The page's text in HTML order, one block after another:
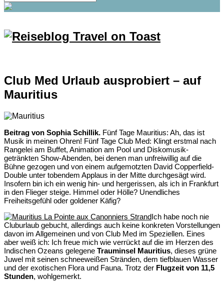
Club Med Urlaub ausprobiert – auf
Mauritius
Beitrag von Sophia Schillik. Fünf Tage Mauritius: Ah, das ist
Musik in meinen Ohren! Fünf Tage Club Med: Klingt erstmal nach
Rangelei am Buffet, Animation am Pool und Diskomusik-
getränkten Show-Abenden, bei denen man unfreiwillig auf die
Bühne gezogen und von einem aufgemotzten David Copperfield-
Double unter tobendem Applaus in der Mitte durchgesägt wird.
Insofern bin ich ein wenig hin- und hergerissen, als ich in Frankfurt
in den Flieger steige. Himmel oder Hölle? Unendliches
Freiheitsgefühl oder goldener Käfig?
Ich habe noch nie
Cluburlaub gebucht, allerdings auch keine konkreten Vorstellungen
davon im Allgemeinen und von Club Med im Speziellen. Eines
aber weiß ich: Ich freue mich wie verrückt auf die im Herzen des
Indischen Ozeans gelegene Trauminsel Mauritius, dieses grüne
Juwel mit seinen schneeweißen Stränden, dem tiefblauen Wasser
und der exotischen Flora und Fauna. Trotz der Flugzeit von 11,5
Stunden, wohlgemerkt.